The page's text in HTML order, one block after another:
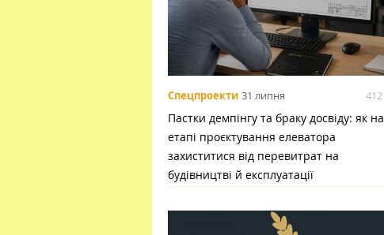
Спецпроекти 31 липня 412
Пастки демпінгу та браку досвіду: як на
етапі проєктування елеватора
захиститися від перевитрат на
будівництві й експлуатації